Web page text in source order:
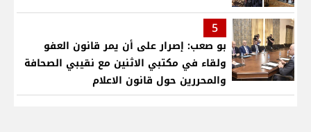
5
بو صعب: إصرار على أن يمر قانون العفو
ولقاء في مكتبي الاثنين مع نقيبي الصحافة
والمحررين حول قانون الاعلام